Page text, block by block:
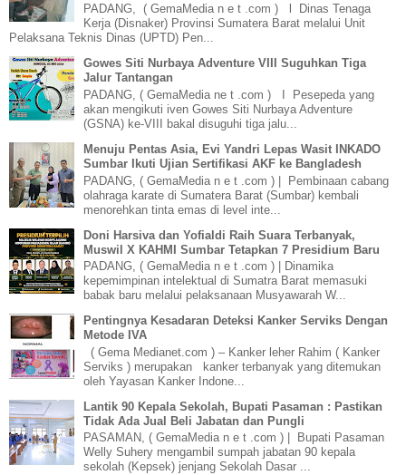
PADANG, ( GemaMedia n e t .com ) l Dinas Tenaga
Kerja (Disnaker) Provinsi Sumatera Barat melalui Unit
Pelaksana Teknis Dinas (UPTD) Pen...
Gowes Siti Nurbaya Adventure VIII Suguhkan Tiga
Jalur Tantangan
PADANG, ( GemaMedia ne t .com ) I Pesepeda yang
akan mengikuti iven Gowes Siti Nurbaya Adventure
(GSNA) ke-VIII bakal disuguhi tiga jalu...
Menuju Pentas Asia, Evi Yandri Lepas Wasit INKADO
Sumbar Ikuti Ujian Sertifikasi AKF ke Bangladesh
PADANG, ( GemaMedia n e t .com ) | Pembinaan cabang
olahraga karate di Sumatera Barat (Sumbar) kembali
menorehkan tinta emas di level inte...
Doni Harsiva dan Yofialdi Raih Suara Terbanyak,
Muswil X KAHMI Sumbar Tetapkan 7 Presidium Baru
PADANG, ( GemaMedia n e t .com ) | Dinamika
kepemimpinan intelektual di Sumatra Barat memasuki
babak baru melalui pelaksanaan Musyawarah W...
Pentingnya Kesadaran Deteksi Kanker Serviks Dengan
Metode IVA
( Gema Medianet.com ) – Kanker leher Rahim ( Kanker
Serviks ) merupakan kanker terbanyak yang ditemukan
oleh Yayasan Kanker Indone...
Lantik 90 Kepala Sekolah, Bupati Pasaman : Pastikan
Tidak Ada Jual Beli Jabatan dan Pungli
PASAMAN, ( GemaMedia n e t .com ) | Bupati Pasaman
Welly Suhery mengambil sumpah jabatan 90 kepala
sekolah (Kepsek) jenjang Sekolah Dasar ...